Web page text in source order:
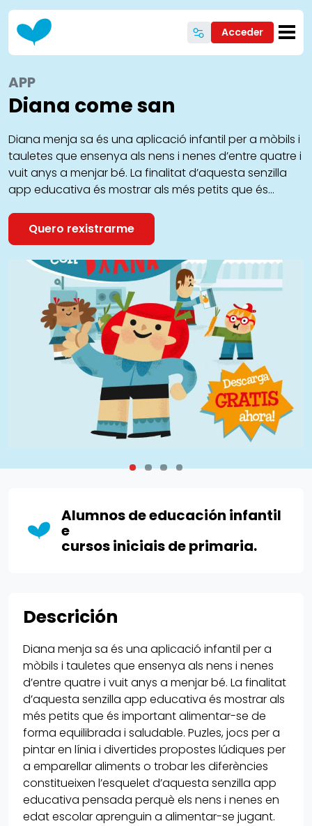
Ir o contido principal
Acceder
APP
Diana come san
Diana menja sa és una aplicació infantil per a mòbils i
tauletes que ensenya als nens i nenes d’entre quatre i
vuit anys a menjar bé. La finalitat d’aquesta senzilla
app educativa és mostrar als més petits que és
saludable. Puzles, jocs per a pintar en línia i divertides
propostes lúdiques per a emparellar aliments o trobar
les diferències constitueixen l’esquelet d’aquesta
senzilla app educativa pensada perquè els nens i
nenes en edat escolar aprenguin a alimentar-se
jugant.
Quero rexistrarme
Descrición
Diana menja sa és una aplicació infantil per a
mòbils i tauletes que ensenya als nens i nenes
d’entre quatre i vuit anys a menjar bé. La finalitat
d’aquesta senzilla app educativa és mostrar als
més petits que és important alimentar-se de
forma equilibrada i saludable. Puzles, jocs per a
pintar en línia i divertides propostes lúdiques per
a emparellar aliments o trobar les diferències
constitueixen l’esquelet d’aquesta senzilla app
educativa pensada perquè els nens i nenes en
edat escolar aprenguin a alimentar-se jugant.
Alumnos de educación infantil
e
cursos iniciais de primaria.